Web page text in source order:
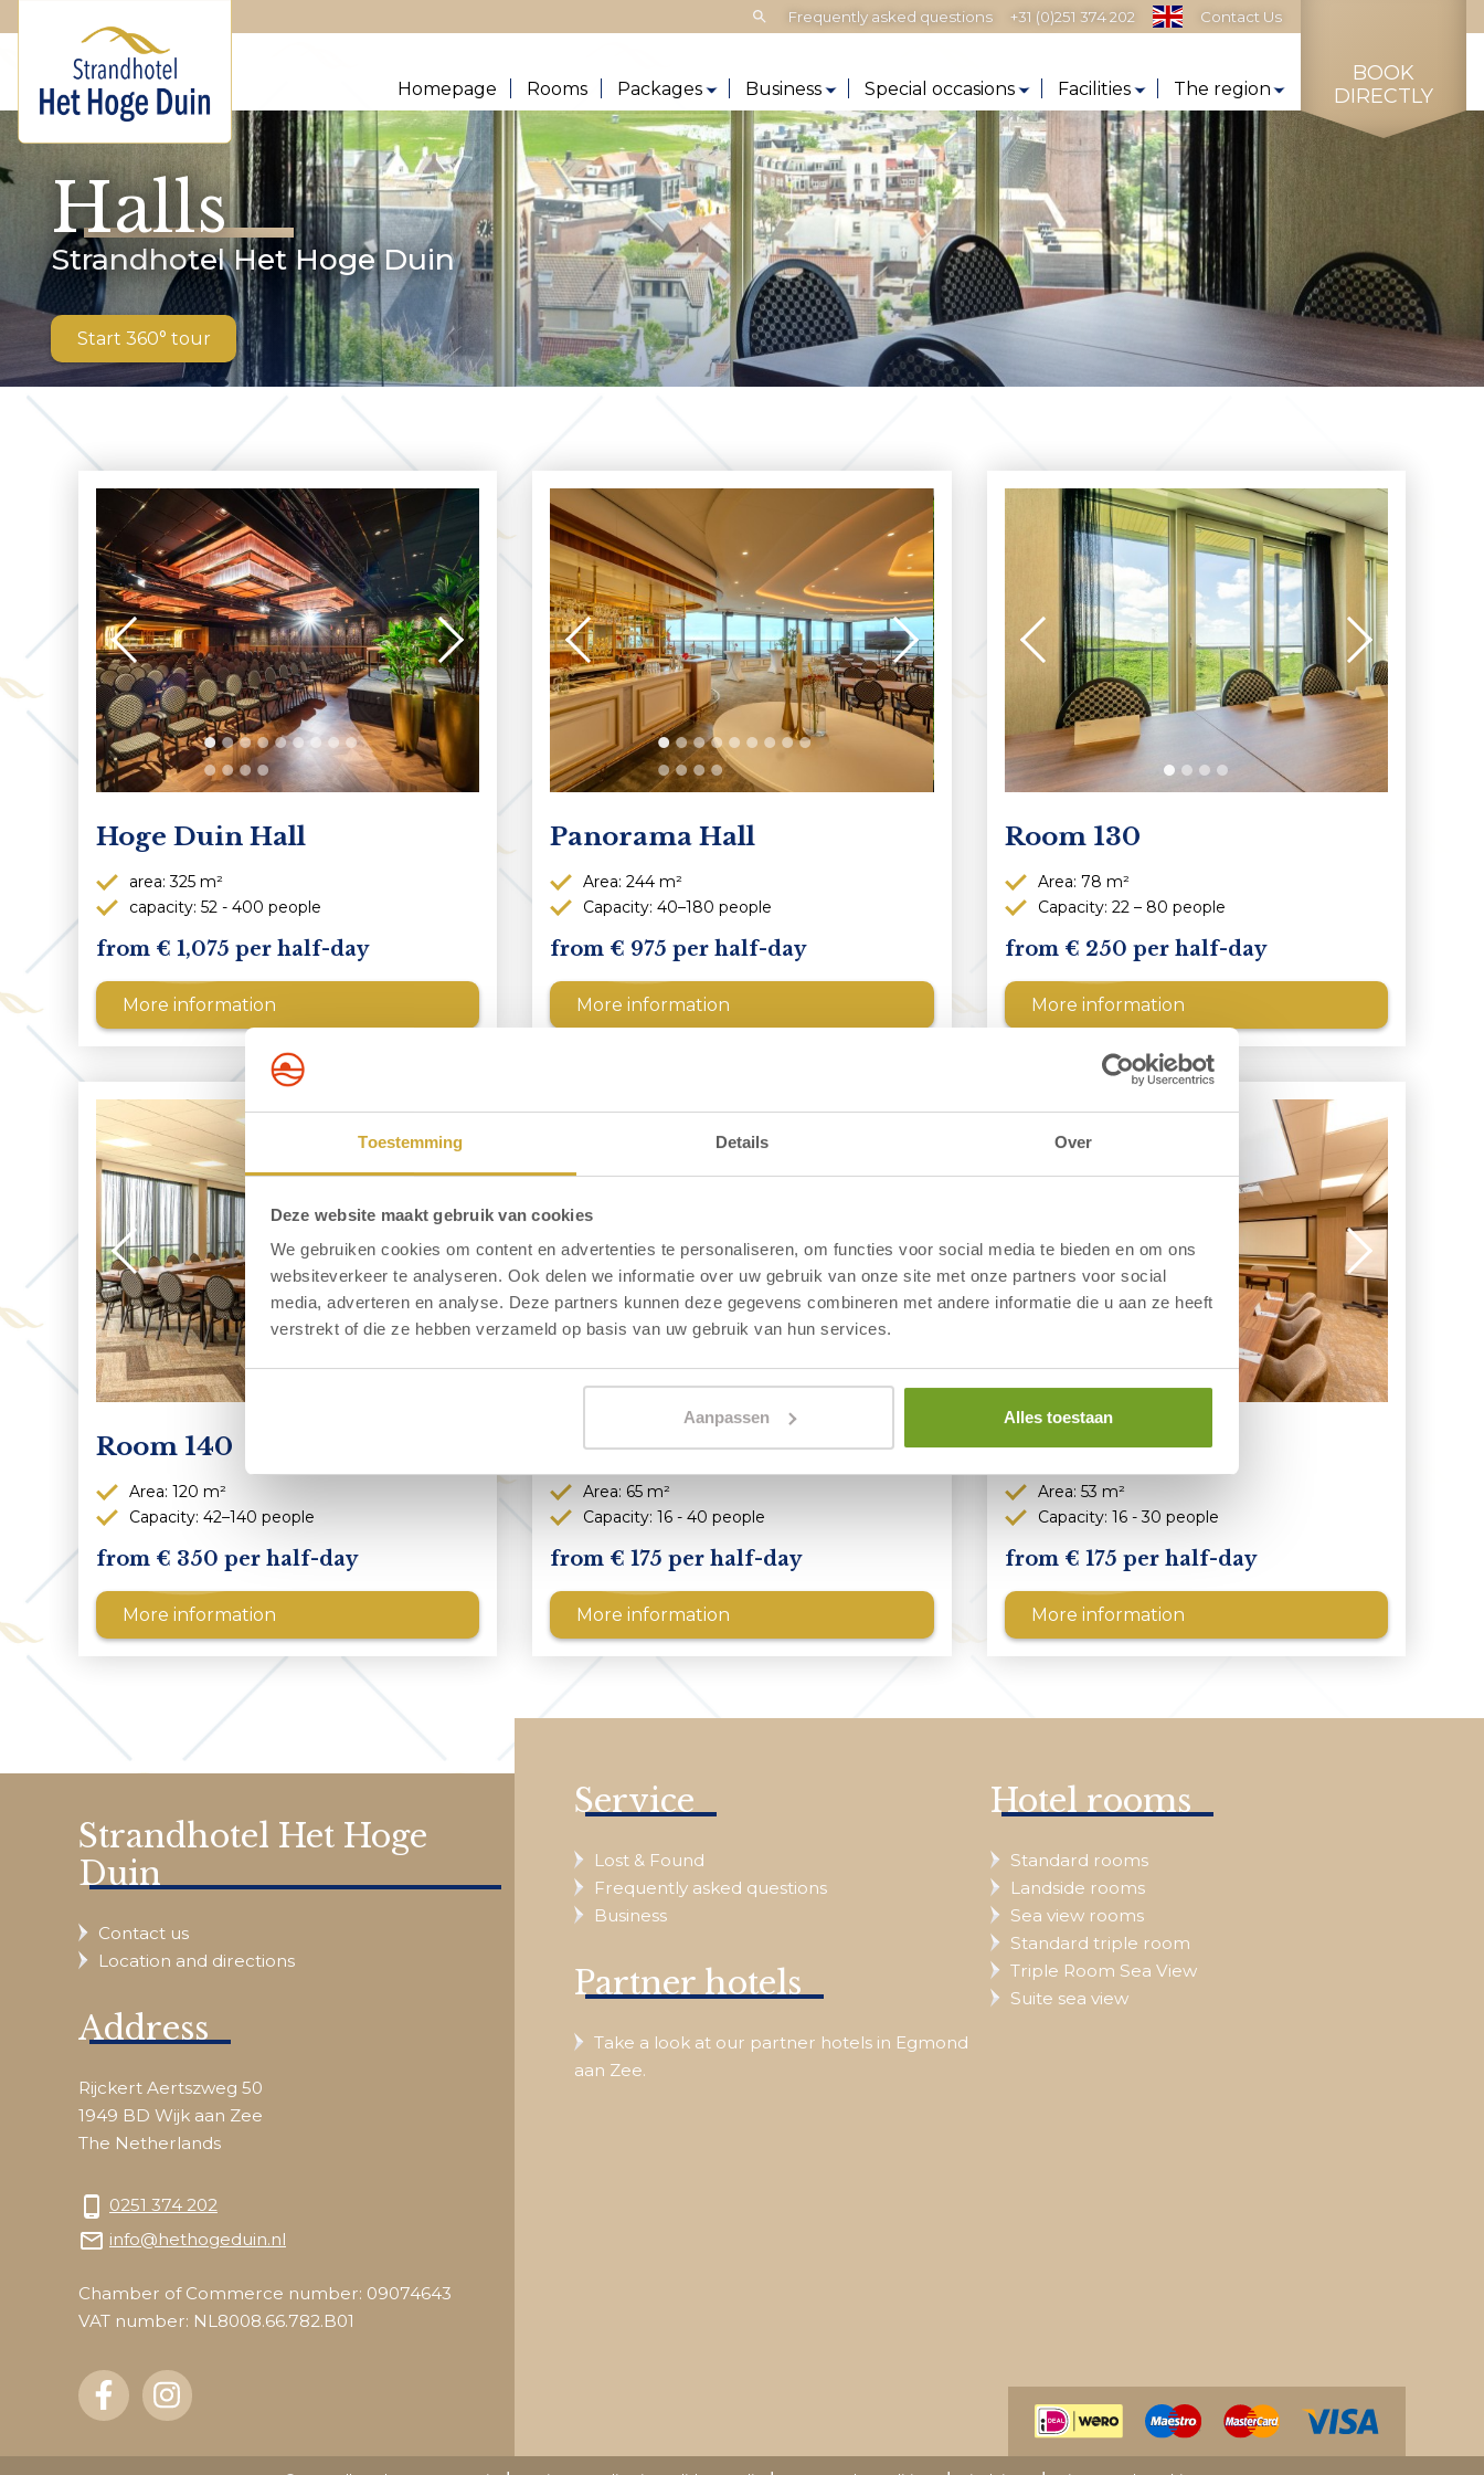
Toestemming Details Over
Deze website maakt gebruik van cookies
We gebruiken cookies om content en advertenties te personaliseren, om functies voor social media te bieden en om ons
websiteverkeer te analyseren. Ook delen we informatie over uw gebruik van onze site met onze partners voor social
media, adverteren en analyse. Deze partners kunnen deze gegevens combineren met andere informatie die u aan ze heeft
verstrekt of die ze hebben verzameld op basis van uw gebruik van hun services.
Aanpassen Alles toestaan
Search:Frequently asked questions +31 (0)251 374 202 Contact Us
Homepage Rooms Packages Business Special occasions Facilities The region
BOOK
DIRECTLY
Halls
Strandhotel Het Hoge Duin
Start 360° tour
Hoge Duin Hall
area: 325 m²
capacity: 52 - 400 people
1,075 per half-day
More information
Panorama Hall
Area: 244 m²
Capacity: 40–180 people
975 per half-day
More information
Room 130
Area: 78 m²
Capacity: 22 – 80 people
250 per half-day
More information
Room 140
Area: 120 m²
Capacity: 42–140 people
350 per half-day
More information
Room 160
Area: 65 m²
Capacity: 16 - 40 people
175 per half-day
More information
Room 170
Area: 53 m²
Capacity: 16 - 30 people
175 per half-day
More information
Strandhotel Het Hoge
Duin
Contact us
Location and directions
Address
Rijckert Aertszweg 50
1949 BD Wijk aan Zee
The Netherlands
phone_android 0251 374 202
mail_outline info@hethogeduin.nl
Chamber of Commerce number: 09074643
VAT number: NL8008.66.782.B01
Service
Lost & Found
Frequently asked questions
Business
Partner hotels
Take a look at our partner hotels in Egmond
aan Zee.
Hotel rooms
Standard rooms
Landside rooms
Sea view rooms
Standard triple room
Triple Room Sea View
Suite sea view